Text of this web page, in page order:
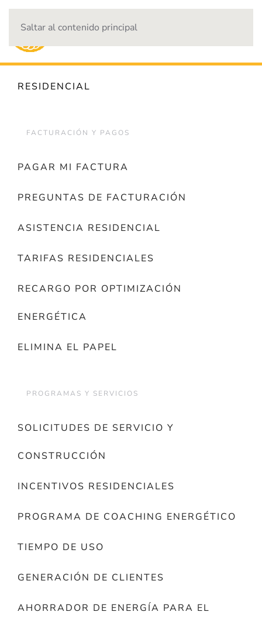
Saltar al contenido principal
RESIDENCIAL
FACTURACIÓN Y PAGOS
PAGAR MI FACTURA
PREGUNTAS DE FACTURACIÓN
ASISTENCIA RESIDENCIAL
TARIFAS RESIDENCIALES
RECARGO POR OPTIMIZACIÓN
ENERGÉTICA
ELIMINA EL PAPEL
PROGRAMAS Y SERVICIOS
SOLICITUDES DE SERVICIO Y
CONSTRUCCIÓN
INCENTIVOS RESIDENCIALES
PROGRAMA DE COACHING ENERGÉTICO
TIEMPO DE USO
GENERACIÓN DE CLIENTES
AHORRADOR DE ENERGÍA PARA EL